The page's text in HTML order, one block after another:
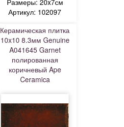
Размеры: 20x7см
Артикул: 102097
Керамическая плитка
10x10 8.3мм Genuine
A041645 Garnet
полированная
коричневый Ape
Ceramica